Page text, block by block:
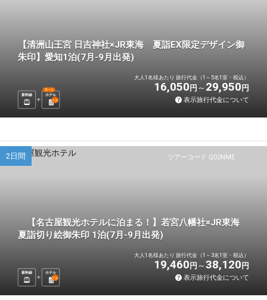
【清洲山王宮 日吉神社×JR東海 夏詣EX限定デザイン御
朱印】愛知1泊(7月-9月出発)
新幹線 ホテル
選べる
1 泊
大人1名様あたり 旅行代金（1～5名1室・税込）
16,050 円 29,950 円
表示旅行代金について
ツアーコード Q02NME
2日間
【名古屋観光ホテルに泊まる！】若宮八幡社×JR東海
夏詣切り絵御朱印 1泊(7月-9月出発)
新幹線
ホテル
1 泊
大人1名様あたり 旅行代金（1～3名1室・税込）
19,460 円 38,120 円
表示旅行代金について